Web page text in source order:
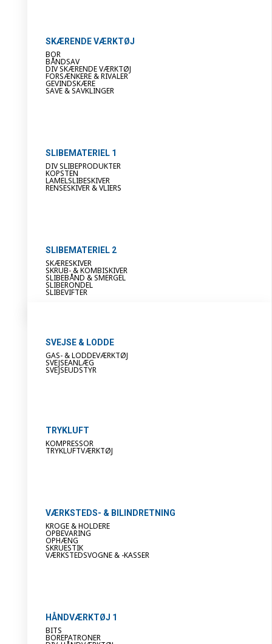
SKÆRENDE VÆRKTØJ
BOR
BÅNDSAV
DIV SKÆRENDE VÆRKTØJ
FORSÆNKERE & RIVALER
GEVINDSKÆRE
SAVE & SAVKLINGER
SLIBEMATERIEL 1
DIV SLIBEPRODUKTER
KOPSTEN
LAMELSLIBESKIVER
RENSESKIVER & VLIERS
SLIBEMATERIEL 2
SKÆRESKIVER
SKRUB- & KOMBISKIVER
SLIBEBÅND & SMERGEL
SLIBERONDEL
SLIBEVIFTER
SVEJSE & LODDE
GAS- & LODDEVÆRKTØJ
SVEJSEANLÆG
SVEJSEUDSTYR
TRYKLUFT
KOMPRESSOR
TRYKLUFTVÆRKTØJ
VÆRKSTEDS- & BILINDRETNING
KROGE & HOLDERE
OPBEVARING
OPHÆNG
SKRUESTIK
VÆRKSTEDSVOGNE & -KASSER
HÅNDVÆRKTØJ 1
BITS
BOREPATRONER